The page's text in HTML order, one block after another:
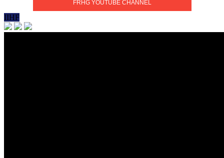
FRHG YOUTUBE CHANNEL
IIHF